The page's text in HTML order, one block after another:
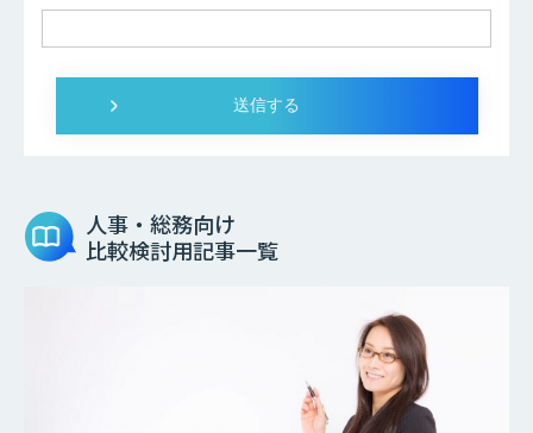
人事・総務向け
比較検討用記事一覧